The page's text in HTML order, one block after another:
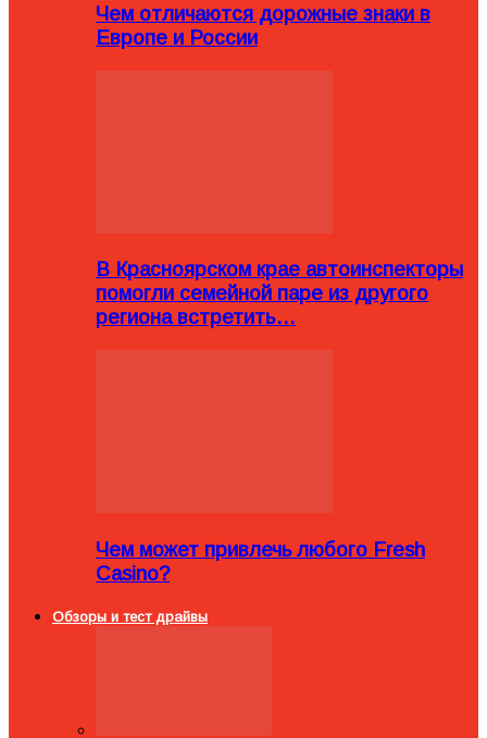
Чем отличаются дорожные знаки в
Европе и России
В Красноярском крае автоинспекторы
помогли семейной паре из другого
региона встретить…
Чем может привлечь любого Fresh
Casino?
Обзоры и тест драйвы